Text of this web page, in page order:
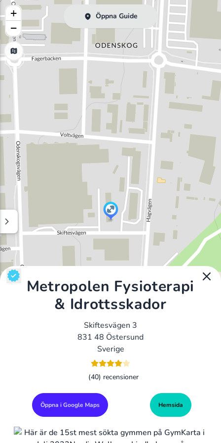
Öppna Guide
+
−
Metropolen Fysioterapi
& Idrottsskador
Skiftesvägen 3
831 48 Östersund
Sverige
(40) recensioner
Öppna i Google Maps Hemsida
Alla Gym I Sverige Sveriges Ledande Gymkedjor